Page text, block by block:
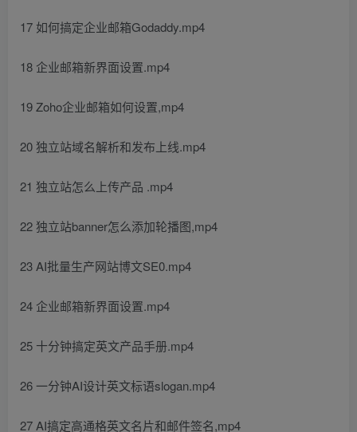
17 如何搞定企业邮箱Godaddy.mp4
18 企业邮箱新界面设置.mp4
19 Zoho企业邮箱如何设置,mp4
20 独立站域名解析和发布上线.mp4
21 独立站怎么上传产品 .mp4
22 独立站banner怎么添加轮播图,mp4
23 AI批量生产网站博文SE0.mp4
24 企业邮箱新界面设置.mp4
25 十分钟搞定英文产品手册.mp4
26 一分钟AI设计英文标语slogan.mp4
27 AI搞定高通格英文名片和邮件签名,mp4